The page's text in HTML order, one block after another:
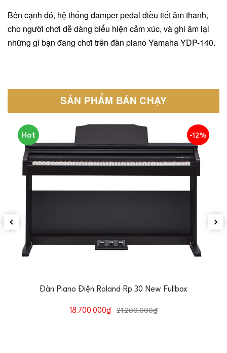
Bên cạnh đó, hệ thống damper pedal điều tiết âm thanh,
cho người chơi dễ dàng biểu hiện cảm xúc, và ghi âm lại
những gì bạn đang chơi trên đàn piano Yamaha YDP-140.
SẢN PHẨM BÁN CHẠY
-12%
Đàn Piano Điện Roland fp 10 New Fullbox
20.200.000₫ 22.700.000₫